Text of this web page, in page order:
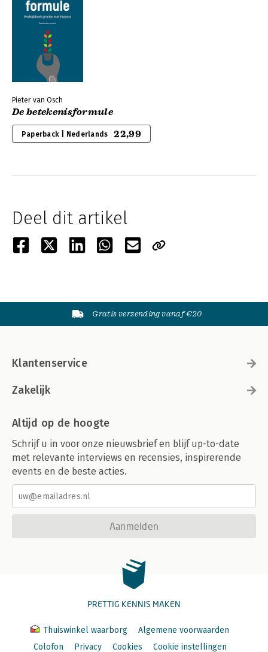
Pieter van Osch
De betekenisformule
Paperback | Nederlands 22,99
Deel dit artikel
Gratis verzending vanaf €20
Klantenservice
Zakelijk
Altijd op de hoogte
Schrijf u in voor onze nieuwsbrief en blijf up-to-date
met relevante interviews en recensies, inspirerende
events en de beste acties.
Aanmelden
PRETTIG KENNIS MAKEN
Thuiswinkel waarborg
Algemene voorwaarden
Colofon
Privacy Cookies Cookie instellingen